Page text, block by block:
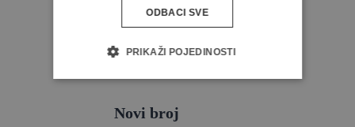
PRATITE NAS
Novi broj
ODBACI SVE
PRIKAŽI POJEDINOSTI